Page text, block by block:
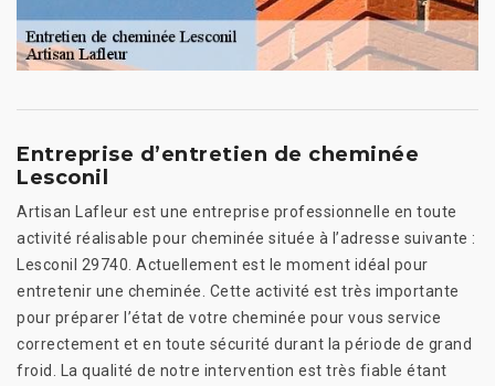
Entreprise d’entretien de cheminée
Lesconil
Artisan Lafleur est une entreprise professionnelle en toute
activité réalisable pour cheminée située à l’adresse suivante :
Lesconil 29740. Actuellement est le moment idéal pour
entretenir une cheminée. Cette activité est très importante
pour préparer l’état de votre cheminée pour vous service
correctement et en toute sécurité durant la période de grand
froid. La qualité de notre intervention est très fiable étant